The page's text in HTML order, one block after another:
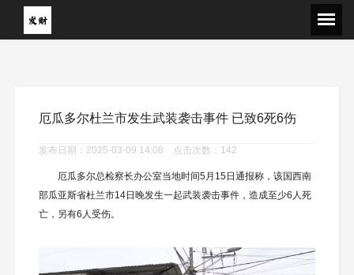
厄瓜多尔杜兰市发生武装袭击事件 已致6死6伤
发布日期：2025-03-09 14:08 点击次数：142
厄瓜多尔总检察长办公室当地时间5月15日通报称，该国西南
部瓜亚斯省杜兰市14日晚发生一起武装袭击事件，造成至少6人死
亡，另有6人受伤。